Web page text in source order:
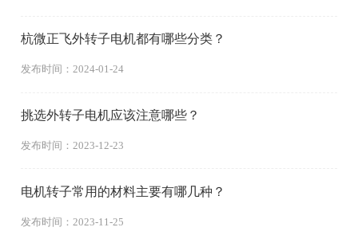
杭微正飞外转子电机都有哪些分类？
发布时间：2024-01-24
挑选外转子电机应该注意哪些？
发布时间：2023-12-23
电机转子常用的材料主要有哪几种？
发布时间：2023-11-25